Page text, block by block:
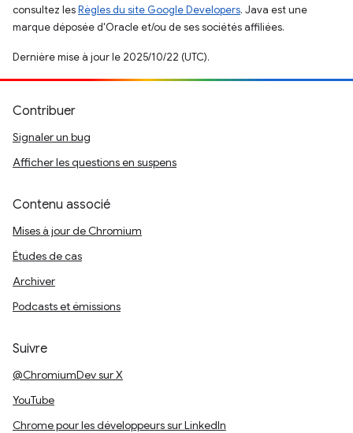
consultez lesRègles du site Google Developers. Java est une
marque déposée d'Oracle et/ou de ses sociétés affiliées.
Dernière mise à jour le 2025/10/22 (UTC).
Contribuer
Signaler un bug
Afficher les questions en suspens
Contenu associé
Mises à jour de Chromium
Études de cas
Archiver
Podcasts et émissions
Suivre
@ChromiumDev sur X
YouTube
Chrome pour les développeurs sur LinkedIn